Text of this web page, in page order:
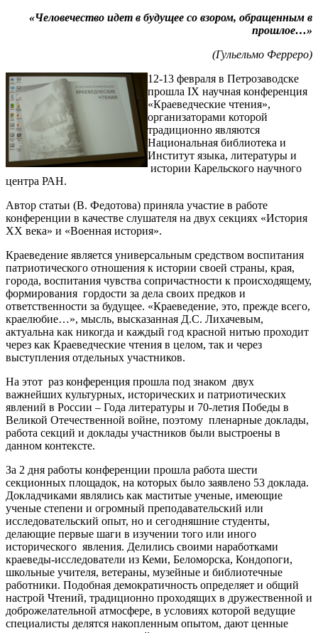
«Человечество идет в будущее со взором, обращенным в
прошлое…»
(Гульельмо Ферреро)
12-13 февраля в Петрозаводске
прошла IX научная конференция
«Краеведческие чтения»,
организаторами которой
традиционно являются
Национальная библиотека и
Институт языка, литературы и
истории Карельского научного
центра РАН.
Автор статьи (В. Федотова) приняла участие в работе
конференции в качестве слушателя на двух секциях «История
XX века» и «Военная история».
Краеведение является универсальным средством воспитания
патриотического отношения к истории своей страны, края,
города, воспитания чувства сопричастности к происходящему,
формирования гордости за дела своих предков и
ответственности за будущее. «Краеведение, это, прежде всего,
краелюбие…», мысль, высказанная Д.С. Лихачевым,
актуальна как никогда и каждый год красной нитью проходит
через как Краеведческие чтения в целом, так и через
выступления отдельных участников.
На этот раз конференция прошла под знаком двух
важнейших культурных, исторических и патриотических
явлений в России – Года литературы и 70-летия Победы в
Великой Отечественной войне, поэтому пленарные доклады,
работа секций и доклады участников были выстроены в
данном контексте.
За 2 дня работы конференции прошла работа шести
секционных площадок, на которых было заявлено 53 доклада.
Докладчиками являлись как маститые ученые, имеющие
ученые степени и огромный преподавательский или
исследовательский опыт, но и сегодняшние студенты,
делающие первые шаги в изучении того или иного
исторического явления. Делились своими наработками
краеведы-исследователи из Кеми, Беломорска, Кондопоги,
школьные учителя, ветераны, музейные и библиотечные
работники. Подобная демократичность определяет и общий
настрой Чтений, традиционно проходящих в дружественной и
доброжелательной атмосфере, в условиях которой ведущие
специалисты делятся накопленным опытом, дают ценные